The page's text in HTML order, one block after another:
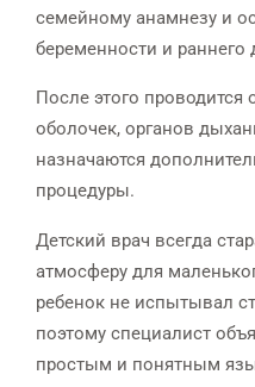
семейному анамнезу и
беременности и раннего
После этого
оболочек, органов
назначаются
процедуры.
Детский врач всегда
атмосферу для
ребенок не испытывал
поэтому специалист
простым и понятным